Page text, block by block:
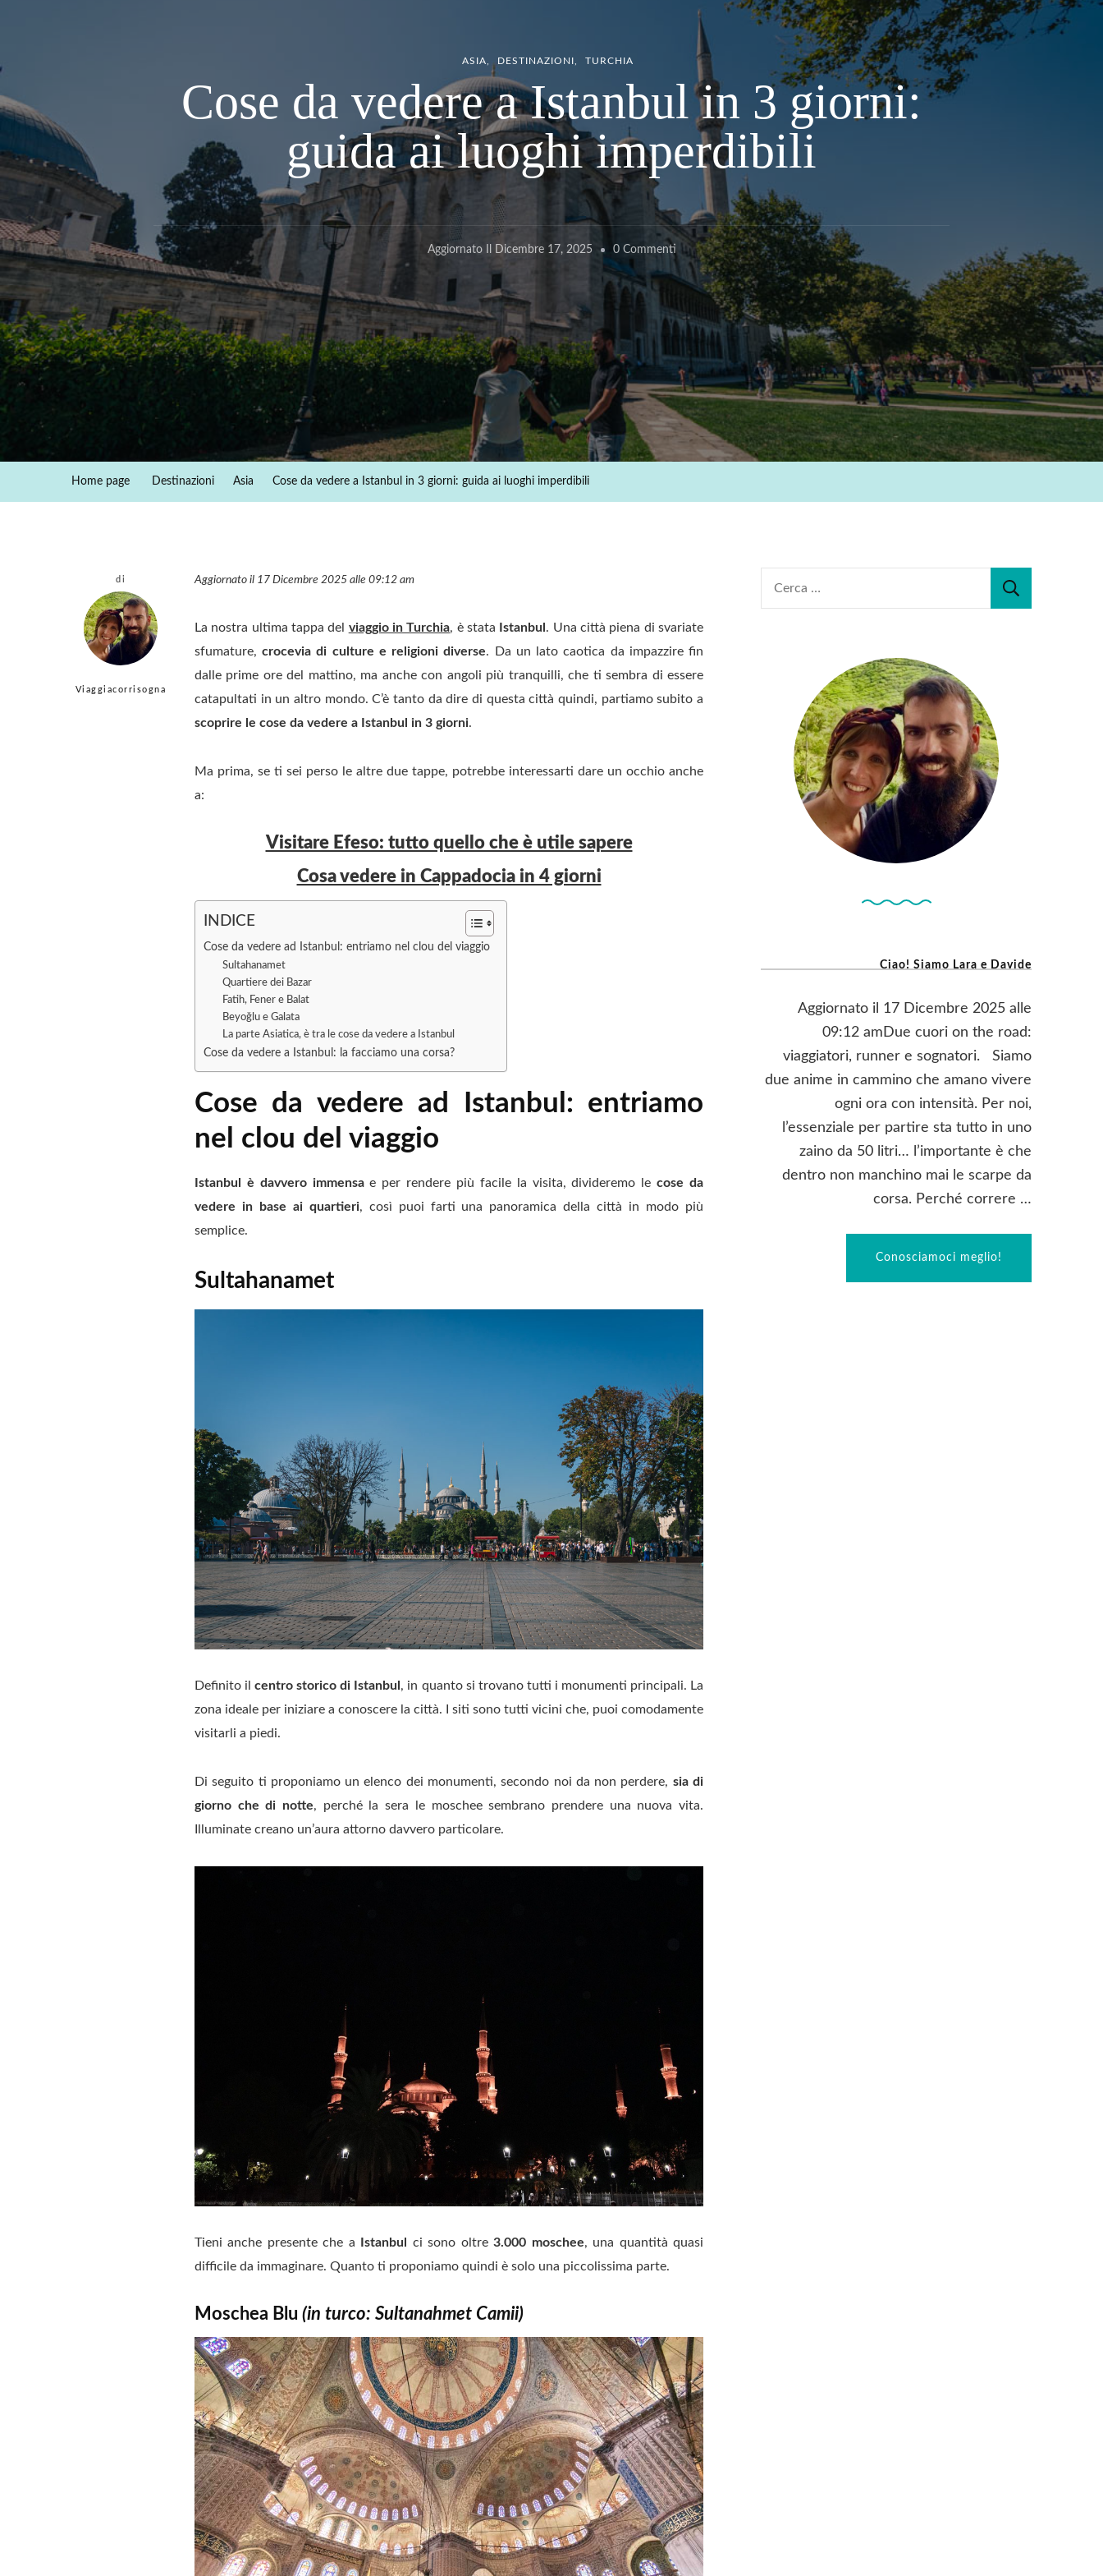
ASIA DESTINAZIONI TURCHIA
Cose da vedere a Istanbul in 3 giorni:
guida ai luoghi imperdibili
Aggiornato Il Dicembre 17, 2025 0 CommentiSu
Cose
Vedere
Istanbul
In
3
Giorni:
Guida
Home page Destinazioni Asia Cose da vedere a Istanbul in 3 giorni: guida ai luoghi imperdibili
di
Viaggiacorrisogna
Aggiornato il 17 Dicembre 2025 alle 09:12 am
La nostra ultima tappa del viaggio in Turchia, è stata Istanbul . Una città piena di svariate
sfumature,crocevia di culture e religioni diverse. Da un lato caotica da impazzire fin
dalle prime ore del mattino, ma anche con angoli più tranquilli, che ti sembra di essere
catapultati in un altro mondo. C’è tanto da dire di questa città quindi, partiamo subito a
scoprire le cose da vedere a Istanbul in 3 giorni.
Ma prima, se ti sei perso le altre due tappe, potrebbe interessarti dare un occhio anche
a:
Visitare Efeso: tutto quello che è utile sapere
Cosa vedere in Cappadocia in 4 giorni
INDICE
Cose da vedere ad Istanbul: entriamo nel clou del viaggio
Sultahanamet
Quartiere dei Bazar
Fatih, Fener e Balat
Beyoğlu e Galata
La parte Asiatica, è tra le cose da vedere a Istanbul
Cose da vedere a Istanbul: la facciamo una corsa?
Cose da vedere ad Istanbul: entriamo
nel clou del viaggio
Istanbul è davvero immensae per rendere più facile la visita, divideremo lecose da
vedere in base ai quartieri, così puoi farti una panoramica della città in modo più
semplice.
Sultahanamet
Definito ilcentro storico di Istanbul , in quanto si trovano tutti i monumenti principali. La
zona ideale per iniziare a conoscere la città. I siti sono tutti vicini che, puoi comodamente
visitarli a piedi.
Di seguito ti proponiamo un elenco dei monumenti, secondo noi da non perdere, sia di
giorno che di notte, perché la sera le moschee sembrano prendere una nuova vita.
Illuminate creano un’aura attorno davvero particolare.
Tieni anche presente che a Istanbul ci sono oltre3.000 moschee, una quantità quasi
difficile da immaginare. Quanto ti proponiamo quindi è solo una piccolissima parte.
Moschea Blu (in turco: Sultanahmet Camii)
Ciao! Siamo Lara e Davide
Aggiornato il 17 Dicembre 2025 alle
09:12 amDue cuori on the road:
viaggiatori, runner e sognatori. Siamo
due anime in cammino che amano vivere
ogni ora con intensità. Per noi,
l’essenziale per partire sta tutto in uno
zaino da 50 litri… l’importante è che
dentro non manchino mai le scarpe da
corsa. Perché correre …
Conosciamoci meglio!